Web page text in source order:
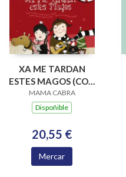
XA ME TARDAN
ESTES MAGOS (CON
CD)
MAMA CABRA
Dispoñible
20,55 €
Mercar